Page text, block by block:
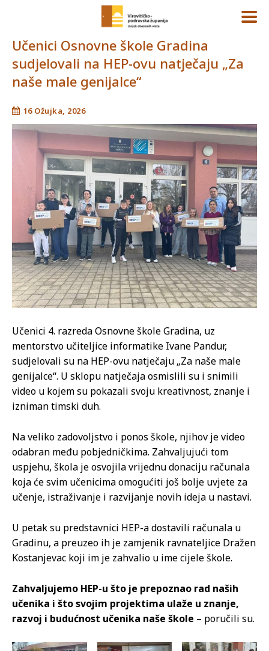
Učenici Osnovne škole Gradina
sudjelovali na HEP-ovu natječaju „Za
naše male genijalce“
16 Ožujka, 2026
Učenici 4. razreda Osnovne škole Gradina, uz
mentorstvo učiteljice informatike Ivane Pandur,
sudjelovali su na HEP-ovu natječaju „Za naše male
genijalce“. U sklopu natječaja osmislili su i snimili
video u kojem su pokazali svoju kreativnost, znanje i
izniman timski duh.
Na veliko zadovoljstvo i ponos škole, njihov je video
odabran među pobjedničkima. Zahvaljujući tom
uspjehu, škola je osvojila vrijednu donaciju računala
koja će svim učenicima omogućiti još bolje uvjete za
učenje, istraživanje i razvijanje novih ideja u nastavi.
U petak su predstavnici HEP-a dostavili računala u
Gradinu, a preuzeo ih je zamjenik ravnateljice Dražen
Kostanjevac koji im je zahvalio u ime cijele škole.
Zahvaljujemo HEP-u što je prepoznao rad naših
učenika i što svojim projektima ulaže u znanje,
razvoj i budućnost učenika naše škole – poručili su.